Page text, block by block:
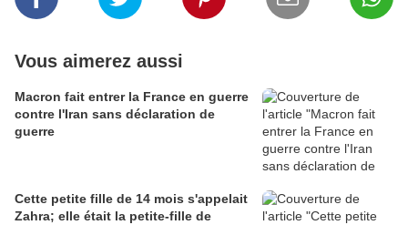
Vous aimerez aussi
Macron fait entrer la France en guerre
contre l'Iran sans déclaration de
guerre
Cette petite fille de 14 mois s'appelait
Zahra; elle était la petite-fille de